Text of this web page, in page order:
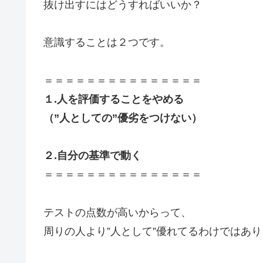
抜け出すにはどうすればいいか？
意識することは２つです。
＝＝＝＝＝＝＝＝＝＝＝＝＝＝＝
１.人を評価することをやめる
（”人としての”優劣をつけない）
２.自分の基準で動く
＝＝＝＝＝＝＝＝＝＝＝＝＝＝＝
テストの点数が高いからって、
周りの人より”人として”優れてるわけではあり